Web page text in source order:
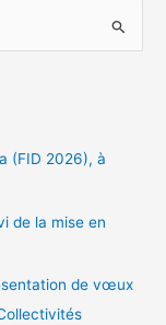
(FID 2026), à
de la mise en
de vœux